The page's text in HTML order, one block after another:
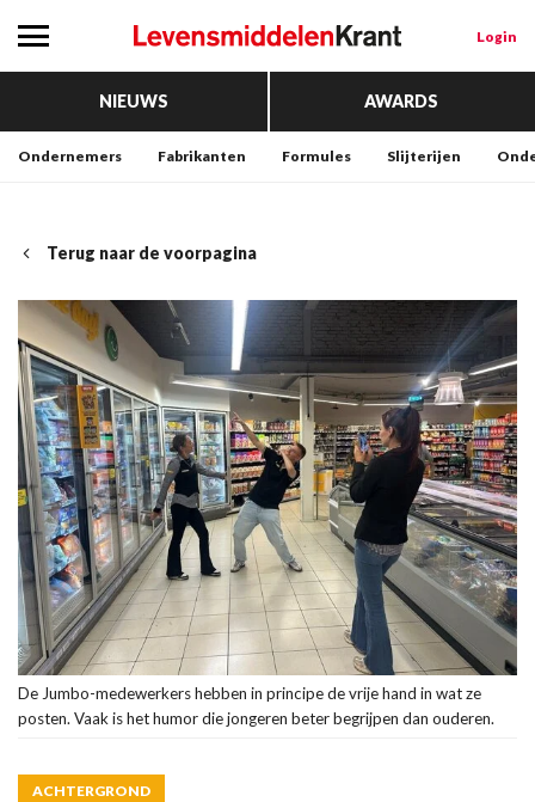
Login
NIEUWS AWARDS
Ondernemers Fabrikanten Formules Slijterijen
Terug naar de voorpagina
De Jumbo-medewerkers hebben in principe de vrije hand in wat ze
posten. Vaak is het humor die jongeren beter begrijpen dan ouderen.
ACHTERGROND